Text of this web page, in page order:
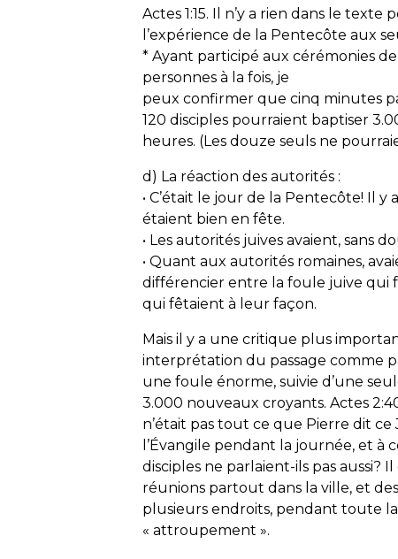
Actes 1:15. Il n’y a rien dans le
l’expérience de la Pentecôte aux
* Ayant participé aux cérémonies
personnes à la fois, je
peux confirmer que cinq minutes
120 disciples pourraient baptiser
heures. (Les douze seuls ne
d) La réaction des autorités :
• C’était le jour de la Pentecôte! Il
étaient bien en fête.
• Les autorités juives avaient, sans
• Quant aux autorités romaines,
différencier entre la foule juive qui
qui fêtaient à leur façon.
Mais il y a une critique plus
interprétation du passage comme
une foule énorme, suivie d’une
3.000 nouveaux croyants. Actes
n’était pas tout ce que Pierre dit
l’Évangile pendant la journée, et à
disciples ne parlaient-ils pas aussi?
réunions partout dans la ville, et
plusieurs endroits, pendant toute la
« attroupement ».